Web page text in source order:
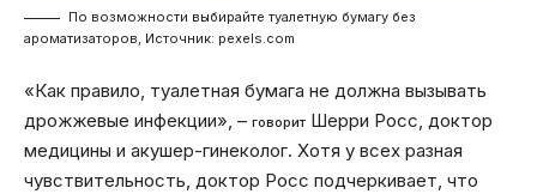
По возможности выбирайте туалетную бумагу без
ароматизаторов, Источник: pexels.com
«Как правило, туалетная бумага не должна вызывать
дрожжевые инфекции», – говорит Шерри Росс, доктор
медицины и акушер-гинеколог. Хотя у всех разная
чувствительность, доктор Росс подчеркивает, что